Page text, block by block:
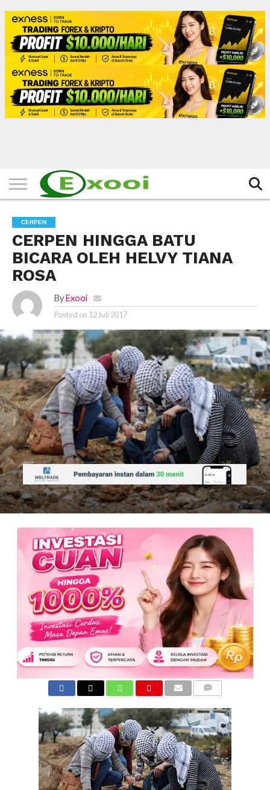
HOME
FILTER
BERITA
BIODATA
CERITA
CERPEN
EKSKLUSIF
FOTO
VIDEO
TIPS
MORE
CERPEN
CERPEN HINGGA BATU
BICARA OLEH HELVY TIANA
ROSA
By Exooi
Posted on 12 Juli 2017